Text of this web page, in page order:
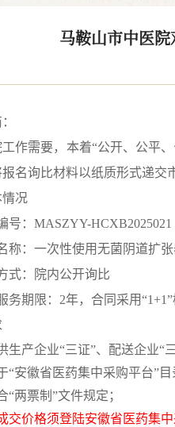
马鞍山市中医
作需要，本着“公开、公平
名询比材料以纸质形式递交
况
号：MASZYY-HCXB2025021
称： 一次性使用无菌阴道扩
式：院内公开询比
务期限：2年，合同采用“1+1”
生产企业“三证”、配送企业“
“安徽省医药集中采购平台”
“两票制”文件规定；
交价格须登陆安徽省医药集